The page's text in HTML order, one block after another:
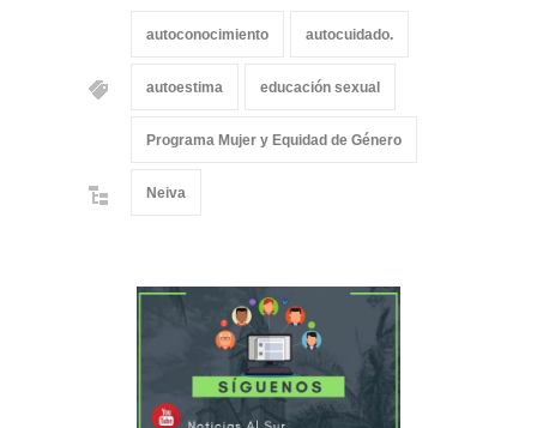
autoconocimiento autocuidado.
autoestima educación sexual
Programa Mujer y Equidad de Género
Neiva